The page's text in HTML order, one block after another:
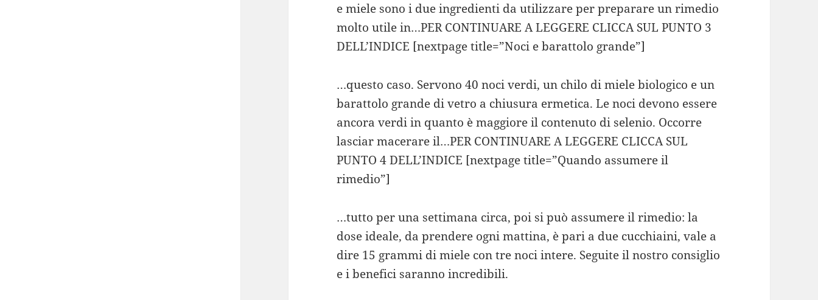
e miele sono i due ingredienti da utilizzare per preparare un rimedio
molto utile in…PER CONTINUARE A LEGGERE CLICCA SUL PUNTO 3
DELL’INDICE [nextpage title=”Noci e barattolo grande”]
…questo caso. Servono 40 noci verdi, un chilo di miele biologico e un
barattolo grande di vetro a chiusura ermetica. Le noci devono essere
ancora verdi in quanto è maggiore il contenuto di selenio. Occorre
lasciar macerare il…PER CONTINUARE A LEGGERE CLICCA SUL
PUNTO 4 DELL’INDICE [nextpage title=”Quando assumere il
rimedio”]
…tutto per una settimana circa, poi si può assumere il rimedio: la
dose ideale, da prendere ogni mattina, è pari a due cucchiaini, vale a
dire 15 grammi di miele con tre noci intere. Seguite il nostro consiglio
e i benefici saranno incredibili.